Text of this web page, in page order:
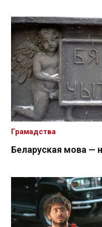
Беларуская мова —
Грамадства